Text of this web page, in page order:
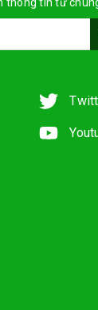
thông tin từ